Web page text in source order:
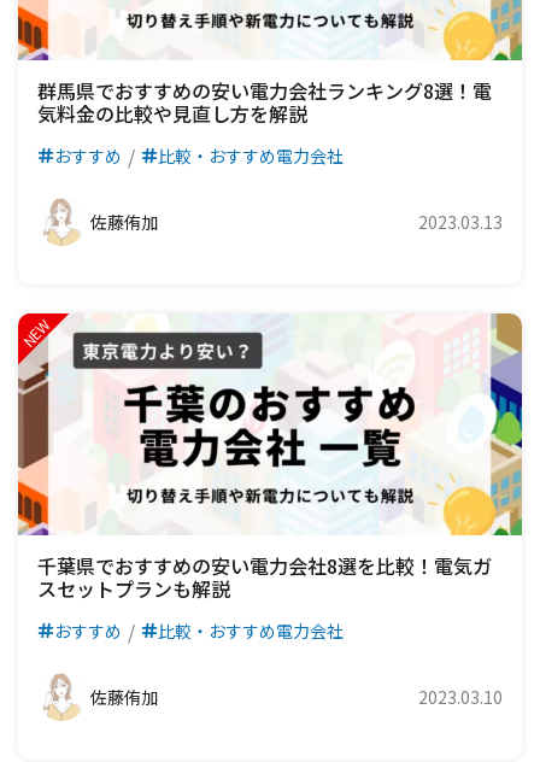
群馬県でおすすめの安い電力会社ランキング8選！電
気料金の比較や見直し方を解説
おすすめ 比較・おすすめ電力会社
佐藤侑加 2023.03.13
千葉県でおすすめの安い電力会社8選を比較！電気ガ
スセットプランも解説
おすすめ 比較・おすすめ電力会社
佐藤侑加 2023.03.10